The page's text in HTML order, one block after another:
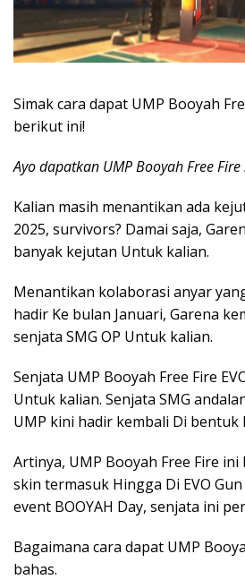
Simak cara dapat UMP Booyah
berikut ini!
Ayo dapatkan UMP Booyah Free
Kalian masih menantikan ada
2025, survivors? Damai saja,
banyak kejutan Untuk kalian.
Menantikan kolaborasi anyar
hadir Ke bulan Januari, Garena
senjata SMG OP Untuk kalian.
Senjata UMP Booyah Free Fire
Untuk kalian. Senjata SMG
UMP kini hadir kembali Di bentuk
Artinya, UMP Booyah Free Fire
skin termasuk Hingga Di EVO
event BOOYAH Day, senjata ini
Bagaimana cara dapat UMP
bahas.